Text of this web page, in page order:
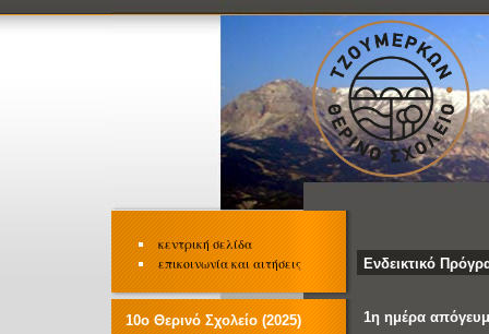
Ενδεικτικό
1η ημέρα
κεντρική σελίδα
επικοινωνία και αιτήσεις
10o Θερινό Σχολείο (2025)